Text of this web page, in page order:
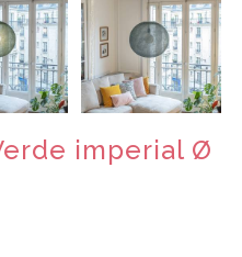
imperial Ø